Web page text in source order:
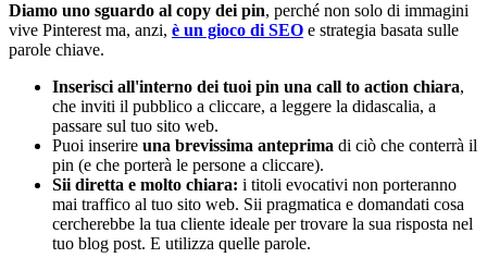
Diamo uno sguardo al copy dei pin, perché non solo di immagini
vive Pinterest ma, anzi, è un gioco di SEO e strategia basata sulle
parole chiave.
Inserisci all'interno dei tuoi pin una call to action chiara,
che inviti il pubblico a cliccare, a leggere la didascalia, a
passare sul tuo sito web.
Puoi inserire una brevissima anteprima di ciò che conterrà il
pin (e che porterà le persone a cliccare).
Sii diretta e molto chiara: i titoli evocativi non porteranno
mai traffico al tuo sito web. Sii pragmatica e domandati cosa
cercherebbe la tua cliente ideale per trovare la sua risposta nel
tuo blog post. E utilizza quelle parole.